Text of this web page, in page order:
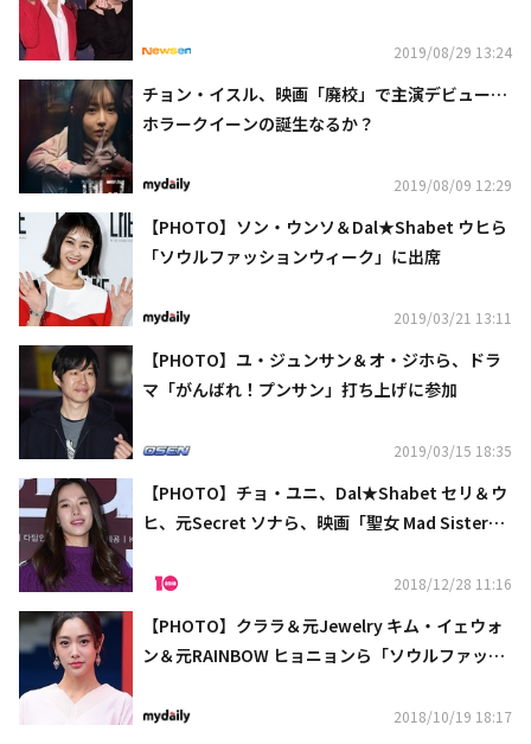
2019/08/29 13:24
チョン・イスル、映画「廃校」で主演デビュー…
ホラークイーンの誕生なるか？
2019/08/09 12:29
【PHOTO】ソン・ウンソ＆Dal★Shabet ウヒら
「ソウルファッションウィーク」に出席
2019/03/21 13:11
【PHOTO】ユ・ジュンサン＆オ・ジホら、ドラ
マ「がんばれ！プンサン」打ち上げに参加
2019/03/15 18:35
【PHOTO】チョ・ユニ、Dal★Shabet セリ＆ウ
ヒ、元Secret ソナら、映画「聖女 Mad Sister」
2018/12/28 11:16
【PHOTO】クララ＆元Jewelry キム・イェウォ
ン＆元RAINBOW ヒョニョンら「ソウルファッシ
2018/10/19 18:17